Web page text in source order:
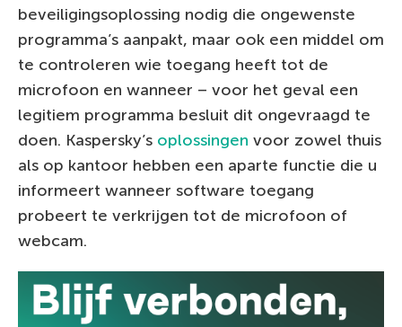
beveiligingsoplossing nodig die ongewenste
programma’s aanpakt, maar ook een middel om
te controleren wie toegang heeft tot de
microfoon en wanneer – voor het geval een
legitiem programma besluit dit ongevraagd te
doen. Kaspersky’s oplossingen voor zowel thuis
als op kantoor hebben een aparte functie die u
informeert wanneer software toegang
probeert te verkrijgen tot de microfoon of
webcam.